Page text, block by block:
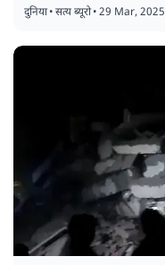
दुनिया•सत्य ब्यूरो•29 Mar, 2025